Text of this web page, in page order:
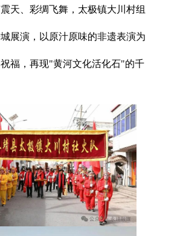
天、彩绸飞舞，太极镇大川村组
展演，以原汁原味的非遗表演为
福，再现"黄河文化活化石"的千